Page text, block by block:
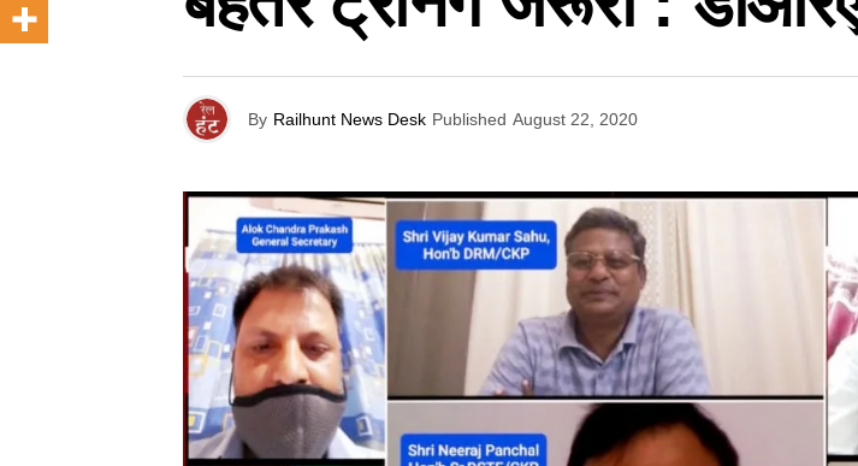
By Railhunt News Desk Published August 22, 2020